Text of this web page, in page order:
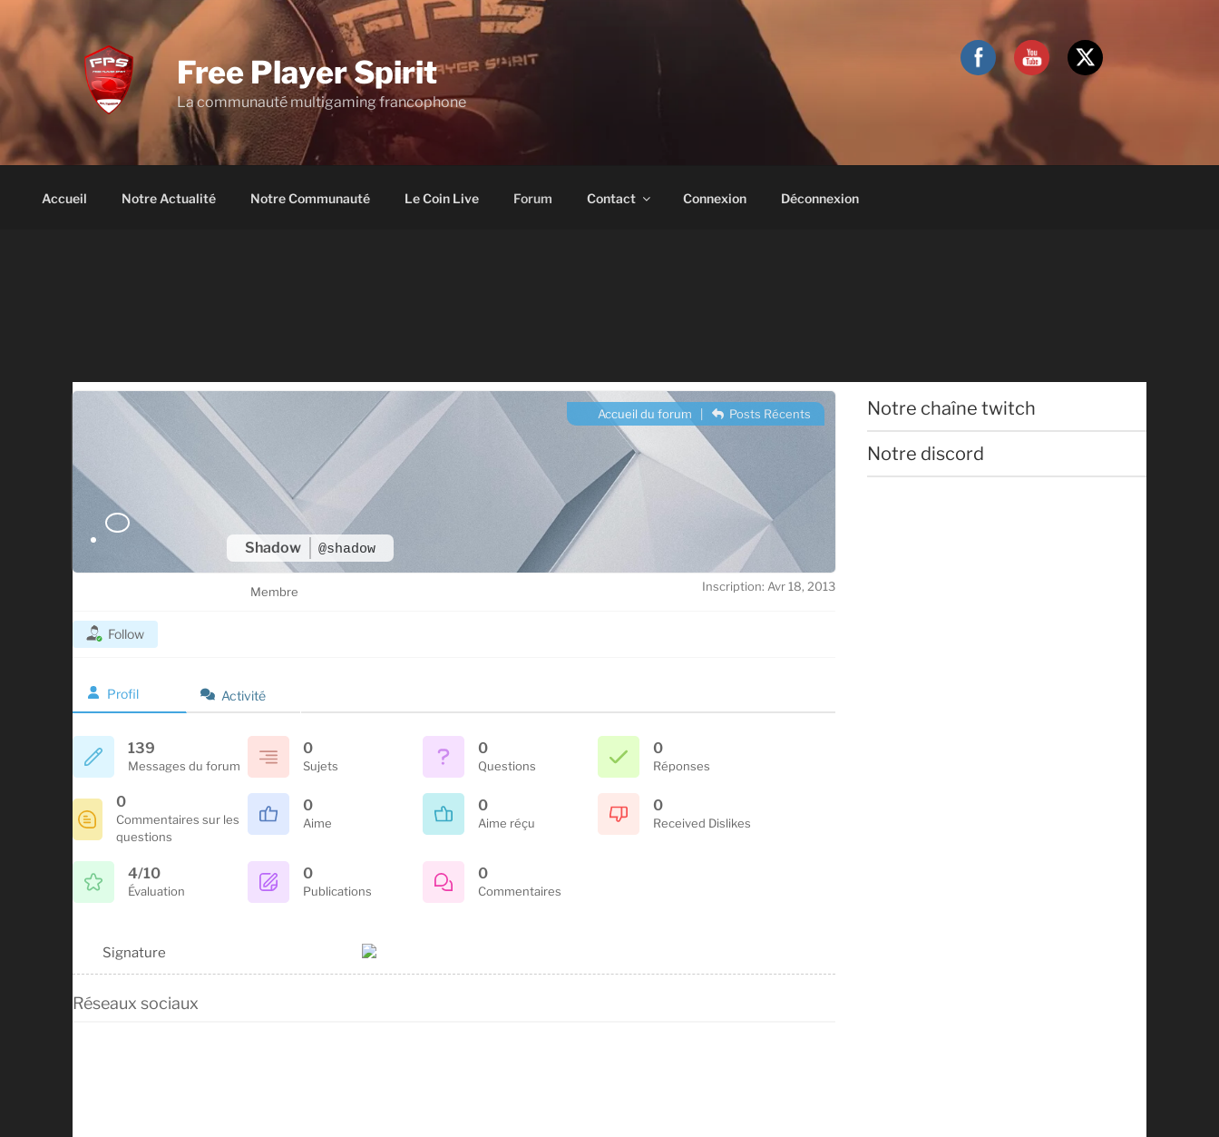
Aller
contenu
principal
Free Player Spirit
La communauté multigaming francophone
Accueil Notre Actualité Notre Communauté Le Coin Live Forum Contact Connexion Déconnexion
Shadow @shadow
Accueil du forum Posts Récents
Membre Inscription: Avr 18, 2013
Follow
Profil Activité
139
Messages du forum
0
Sujets
0
Questions
0
Réponses
0
Commentaires sur les
questions
0
Aime
0
Aime réçu
0
Received Dislikes
4/10
Évaluation
0
Publications
0
Commentaires
Signature
Réseaux sociaux
Notre chaîne twitch
Notre discord